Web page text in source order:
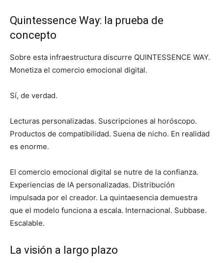
Quintessence Way: la prueba de
concepto
Sobre esta infraestructura discurre QUINTESSENCE WAY.
Monetiza el comercio emocional digital.
Sí, de verdad.
Lecturas personalizadas. Suscripciones al horóscopo.
Productos de compatibilidad. Suena de nicho. En realidad
es enorme.
El comercio emocional digital se nutre de la confianza.
Experiencias de IA personalizadas. Distribución
impulsada por el creador. La quintaesencia demuestra
que el modelo funciona a escala. Internacional. Subbase.
Escalable.
La visión a largo plazo